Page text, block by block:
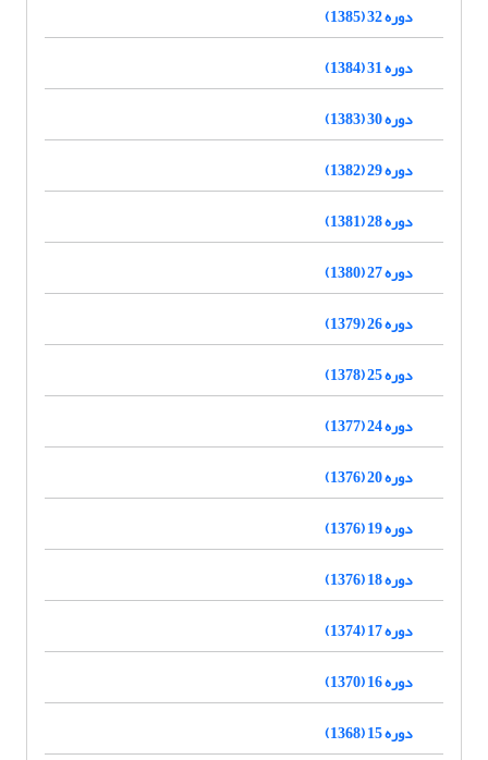
دوره 32 (1385)
دوره 31 (1384)
دوره 30 (1383)
دوره 29 (1382)
دوره 28 (1381)
دوره 27 (1380)
دوره 26 (1379)
دوره 25 (1378)
دوره 24 (1377)
دوره 20 (1376)
دوره 19 (1376)
دوره 18 (1376)
دوره 17 (1374)
دوره 16 (1370)
دوره 15 (1368)